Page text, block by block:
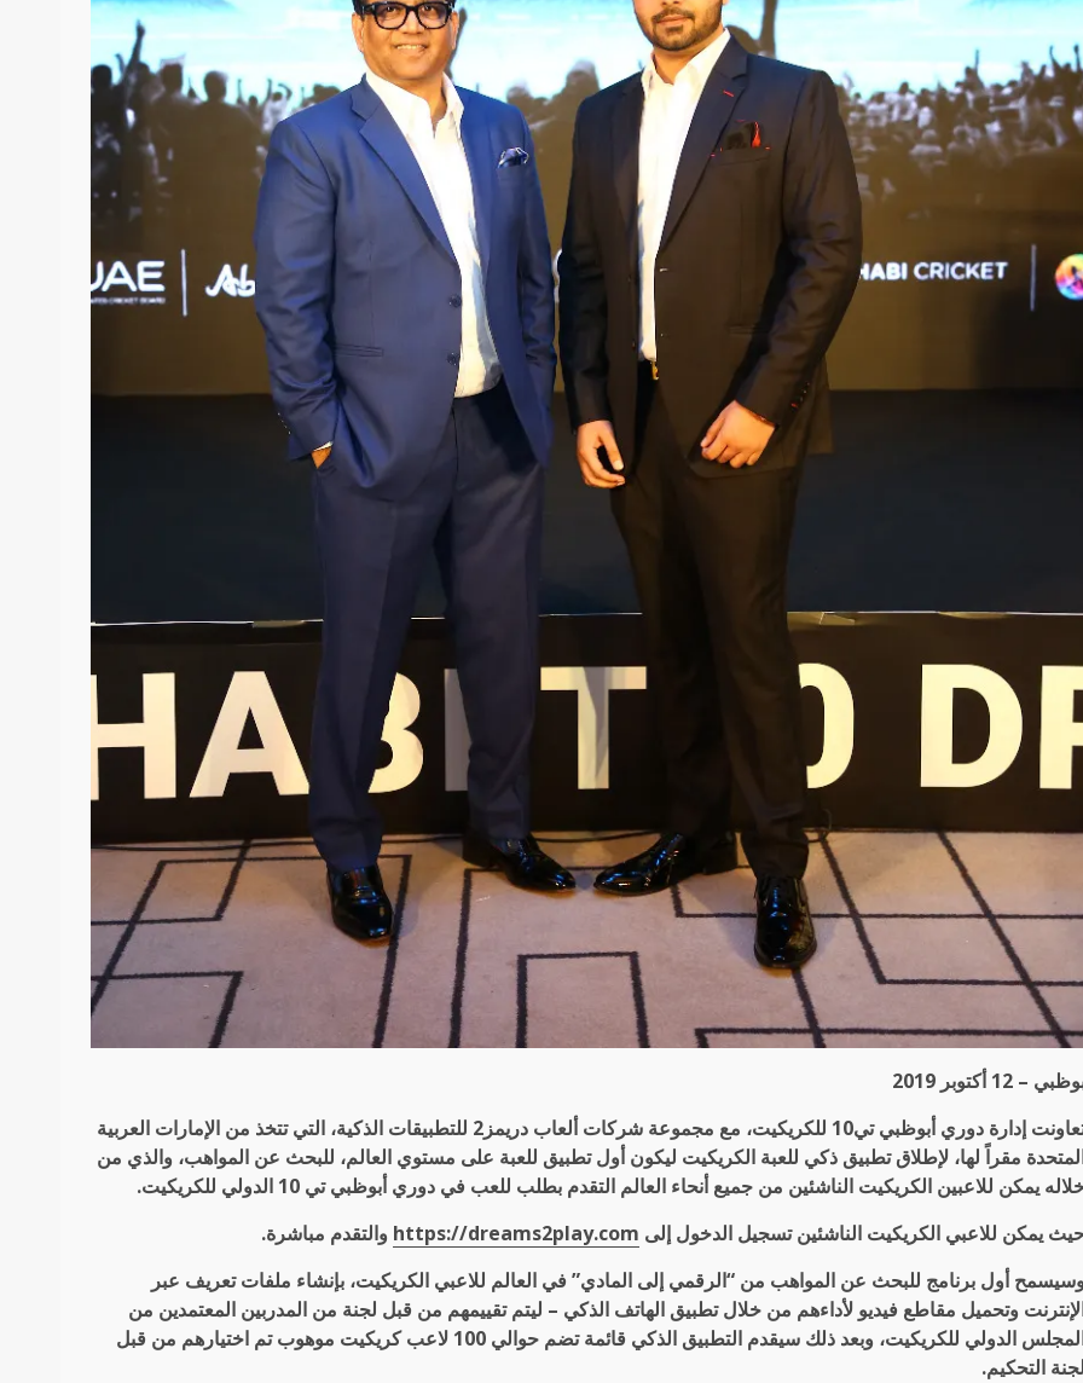
– 12 أكتوبر 2019
تعاونت إدارة دوري أبوظبي تي10 للكريكيت، مع مجموعة شركات ألعاب دريمز2 للتطبيقات الذكية، التي تتخذ من الإمارات العربية
مقراً لها، لإطلاق تطبيق ذكي للعبة الكريكيت ليكون أول تطبيق للعبة على مستوي العالم، للبحث عن المواهب، والذي من
يمكن للاعبين الكريكيت الناشئين من جميع أنحاء العالم التقدم بطلب للعب في دوري أبوظبي تي 10 الدولي للكريكيت.
يمكن للاعبي الكريكيت الناشئين تسجيل الدخول إلى https://dreams2play.com والتقدم مباشرة.
أول برنامج للبحث عن المواهب من “الرقمي إلى المادي” في العالم للاعبي الكريكيت، بإنشاء ملفات تعريف عبر
وتحميل مقاطع فيديو لأداءهم من خلال تطبيق الهاتف الذكي – ليتم تقييمهم من قبل لجنة من المدربين المعتمدين من
المجلس الدولي للكريكيت، وبعد ذلك سيقدم التطبيق الذكي قائمة تضم حوالي 100 لاعب كريكيت موهوب تم اختيارهم من قبل
لجنة التحكيم.